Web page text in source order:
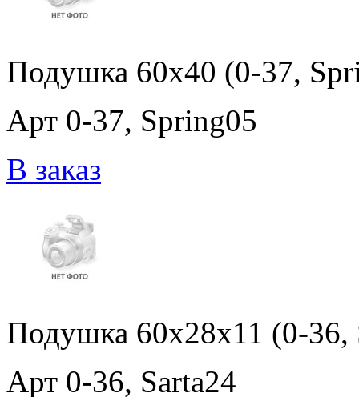
Подушка 60x40 (0-37,
Арт 0-37, Spring05
В заказ
Подушка 60x28x11 (0-36,
Арт 0-36, Sarta24